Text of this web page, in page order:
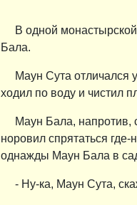
В одной
Бала.
Маун Сута отличался
ходил по воду и чистил
Маун Бала, напротив,
норовил спрятаться
однажды Маун Бала в
- Ну-ка, Маун Сута,